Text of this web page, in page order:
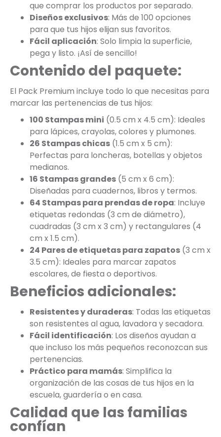
que comprar los productos por separado.
Diseños exclusivos: Más de 100 opciones
para que tus hijos elijan sus favoritos.
Fácil aplicación: Solo limpia la superficie,
pega y listo. ¡Así de sencillo!
Contenido del paquete:
El Pack Premium incluye todo lo que necesitas para
marcar las pertenencias de tus hijos:
100 Stampas mini (0.5 cm x 4.5 cm): Ideales
para lápices, crayolas, colores y plumones.
26 Stampas chicas (1.5 cm x 5 cm):
Perfectas para loncheras, botellas y objetos
medianos.
16 Stampas grandes (5 cm x 6 cm):
Diseñadas para cuadernos, libros y termos.
64 Stampas para prendas de ropa: Incluye
etiquetas redondas (3 cm de diámetro),
cuadradas (3 cm x 3 cm) y rectangulares (4
cm x 1.5 cm).
24 Pares de etiquetas para zapatos (3 cm x
3.5 cm): Ideales para marcar zapatos
escolares, de fiesta o deportivos.
Beneficios adicionales:
Resistentes y duraderas: Todas las etiquetas
son resistentes al agua, lavadora y secadora.
Fácil identificación: Los diseños ayudan a
que incluso los más pequeños reconozcan sus
pertenencias.
Práctico para mamás: Simplifica la
organización de las cosas de tus hijos en la
escuela, guardería o en casa.
Calidad que las familias
confían